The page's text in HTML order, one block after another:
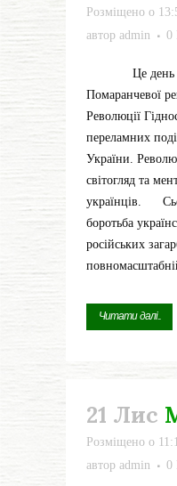
Розміщено о
автор admin 0
Це день
Помаранчевої
Революції
переламних
України.
світогляд та
українців.
боротьба
російських
Читати далі...
21 Лис
Розміщено о
автор admin 0